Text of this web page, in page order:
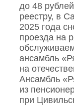
до 48
реестру, в
2025 года
проезда на
ансамбль
на
Ансамбль
из
при